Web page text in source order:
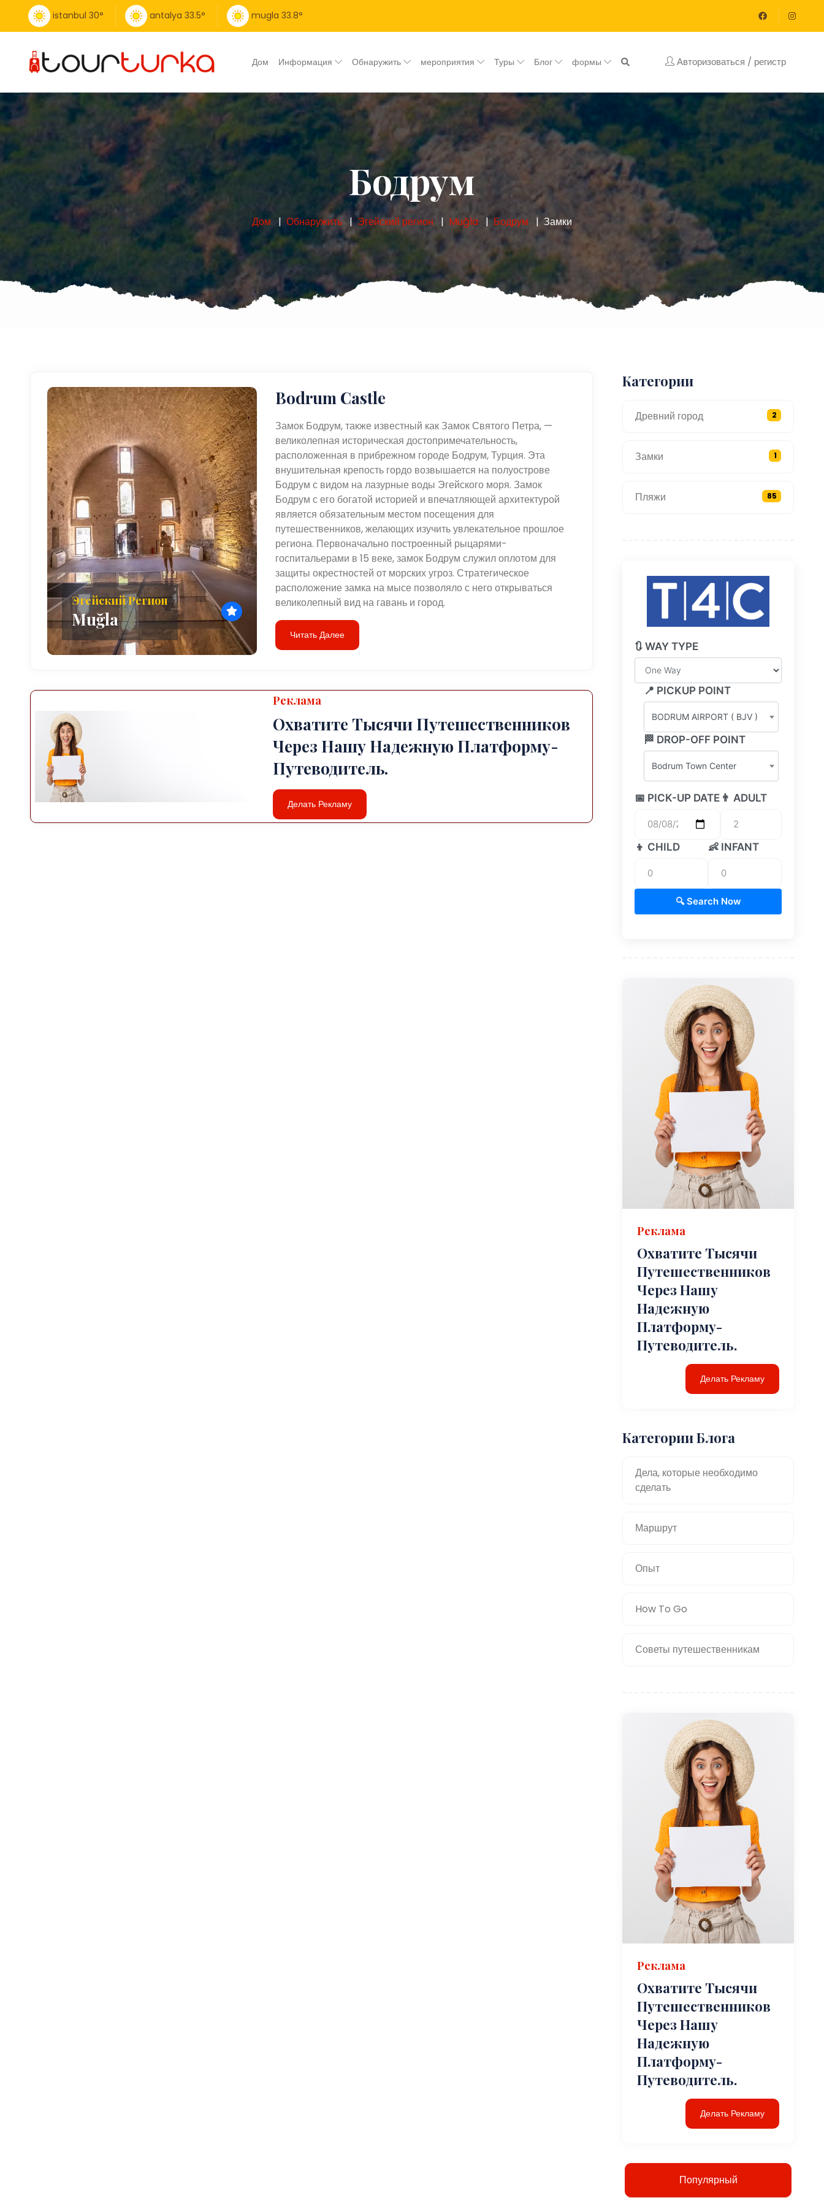
istanbul 30° antalya 33.5° mugla 33.8°
Дом Информация Обнаружить мероприятия Туры Блог формы Авторизоваться / регистр
Бодрум
Дом Обнаружить Эгейский регион Muğla Бодрум Замки
Эгейский Регион
Muğla
Bodrum Castle
Замок Бодрум, также известный как Замок Святого Петра, —
великолепная историческая достопримечательность,
расположенная в прибрежном городе Бодрум, Турция. Эта
внушительная крепость гордо возвышается на полуострове
Бодрум с видом на лазурные воды Эгейского моря. Замок
Бодрум с его богатой историей и впечатляющей архитектурой
является обязательным местом посещения для
путешественников, желающих изучить увлекательное прошлое
региона. Первоначально построенный рыцарями-
госпитальерами в 15 веке, замок Бодрум служил оплотом для
защиты окрестностей от морских угроз. Стратегическое
расположение замка на мысе позволяло с него открываться
великолепный вид на гавань и город.
Читать Далее
Реклама
Охватите Тысячи Путешественников
Через Нашу Надежную Платформу-
Путеводитель.
Делать Рекламу
Категории
Древний город 2
Замки 1
Пляжи 85
🔃 WAY TYPE
📍 PICKUP POINT
BODRUM AIRPORT ( BJV )
🏁 DROP-OFF POINT
Bodrum Town Center
📅 PICK-UP DATE 👨 ADULT
👦 CHILD 👶 INFANT
🔍 Search Now
Реклама
Охватите Тысячи
Путешественников
Через Нашу
Надежную
Платформу-
Путеводитель.
Делать Рекламу
Категории Блога
Дела, которые необходимо
сделать
Маршрут
Опыт
How To Go
Советы путешественникам
Реклама
Охватите Тысячи
Путешественников
Через Нашу
Надежную
Платформу-
Путеводитель.
Делать Рекламу
Популярный